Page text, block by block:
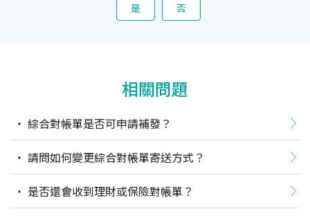
是 否
相關問題
綜合對帳單是否可申請補發？
請問如何變更綜合對帳單寄送方式？
是否還會收到理財或保險對帳單？